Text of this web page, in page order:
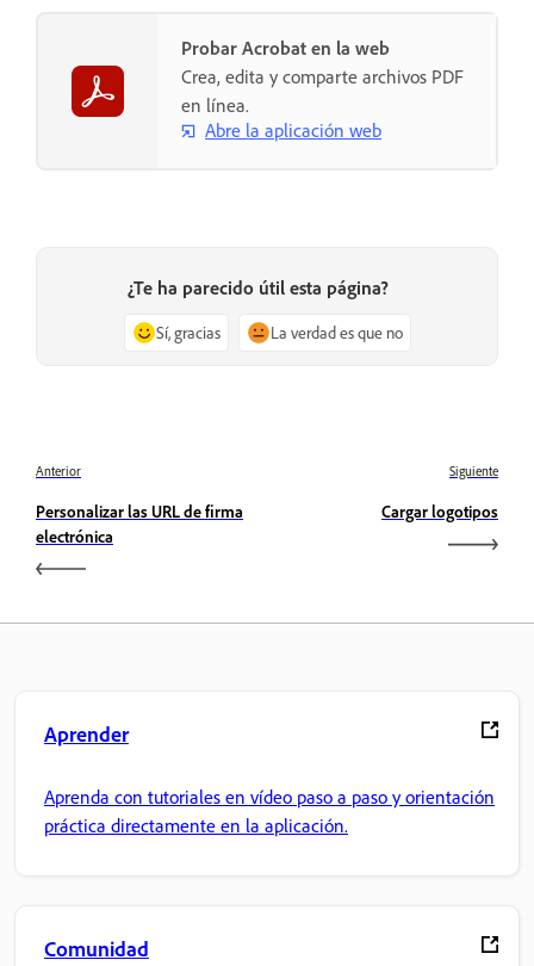
Probar Acrobat en la web
Crea, edita y comparte archivos PDF
en línea.
Abre la aplicación web
¿Te ha parecido útil esta página?
Sí, gracias La verdad es que no
Anterior
Personalizar las URL de firma
electrónica
Siguiente
Cargar logotipos
Aprender
Aprenda con tutoriales en vídeo paso a paso y orientación
práctica directamente en la aplicación.
Comunidad